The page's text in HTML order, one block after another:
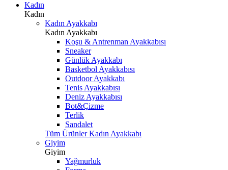
Kadın
Kadın
Kadın Ayakkabı
Kadın Ayakkabı
Koşu & Antrenman Ayakkabısı
Sneaker
Günlük Ayakkabı
Basketbol Ayakkabısı
Outdoor Ayakkabı
Tenis Ayakkabısı
Deniz Ayakkabısı
Bot&Çizme
Terlik
Sandalet
Tüm Ürünler Kadın Ayakkabı
Giyim
Giyim
Yağmurluk